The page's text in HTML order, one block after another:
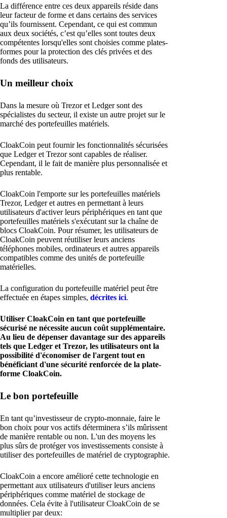
La différence entre ces deux appareils réside dans
leur facteur de forme et dans certains des services
qu’ils fournissent. Cependant, ce qui est commun
aux deux sociétés, c’est qu’elles sont toutes deux
compétentes lorsqu'elles sont choisies comme plates-
formes pour la protection des clés privées et des
fonds des utilisateurs.
Un meilleur choix
Dans la mesure où Trezor et Ledger sont des
spécialistes du secteur, il existe un autre projet sur le
marché des portefeuilles matériels.
CloakCoin peut fournir les fonctionnalités sécurisées
que Ledger et Trezor sont capables de réaliser.
Cependant, il le fait de manière plus personnalisée et
plus rentable.
CloakCoin l'emporte sur les portefeuilles matériels
Trezor, Ledger et autres en permettant à leurs
utilisateurs d'activer leurs périphériques en tant que
portefeuilles matériels s'exécutant sur la chaîne de
blocs CloakCoin. Pour résumer, les utilisateurs de
CloakCoin peuvent réutiliser leurs anciens
téléphones mobiles, ordinateurs et autres appareils
compatibles comme des unités de portefeuille
matérielles.
La configuration du portefeuille matériel peut être
effectuée en étapes simples, décrites ici.
Utiliser CloakCoin en tant que portefeuille
sécurisé ne nécessite aucun coût supplémentaire.
Au lieu de dépenser davantage sur des appareils
tels que Ledger et Trezor, les utilisateurs ont la
possibilité d'économiser de l'argent tout en
bénéficiant d'une sécurité renforcée de la plate-
forme CloakCoin.
Le bon portefeuille
En tant qu’investisseur de crypto-monnaie, faire le
bon choix pour vos actifs déterminera s’ils mûrissent
de manière rentable ou non. L'un des moyens les
plus sûrs de protéger vos investissements consiste à
utiliser des portefeuilles de matériel de cryptographie.
CloakCoin a encore amélioré cette technologie en
permettant aux utilisateurs d'utiliser leurs anciens
périphériques comme matériel de stockage de
données. Cela évite à l'utilisateur CloakCoin de se
multiplier par deux: